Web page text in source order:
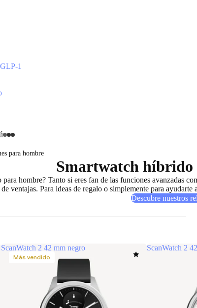
1
para hombre
Smartwatch híbrido
para hombre? Tanto si eres fan de las funciones avanzadas
ventajas. Para ideas de regalo o simplemente para ayudarte
Descubre nuestros
ScanWatch 2 42 mm negro
Más vendido
ScanWatch 2